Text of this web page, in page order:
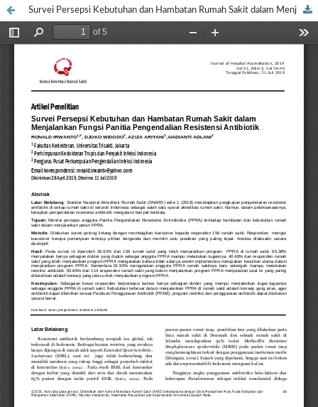
Survei Persepsi Kebutuhan dan Hambatan Rumah Sakit dalam Menjalankan Fungsi Panitia Pengendalian Resistensi Antibiotik